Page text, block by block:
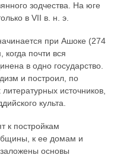
зодчества. На юге
в VII в. н. э.
при Ашоке (274
почти вся
в одно государство.
и построил, по
источников,
культа.
к постройкам
к ее домам и
основы